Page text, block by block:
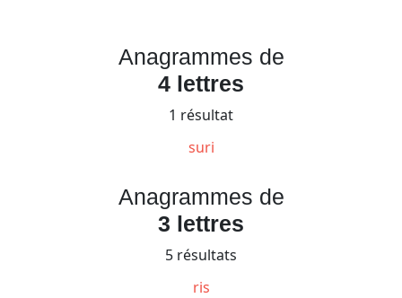
Anagrammes de
4 lettres
1 résultat
suri
Anagrammes de
3 lettres
5 résultats
ris